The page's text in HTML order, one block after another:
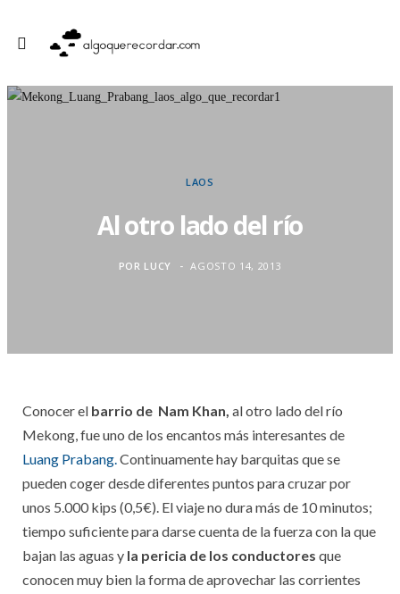
LAOS
Al otro lado del río
POR LUCY AGOSTO 14, 2013
Conocer el barrio de Nam Khan, al otro lado del río
Mekong, fue uno de los encantos más interesantes de
Luang Prabang.Continuamente hay barquitas que se
pueden coger desde diferentes puntos para cruzar por
unos 5.000 kips (0,5€). El viaje no dura más de 10 minutos;
tiempo suficiente para darse cuenta de la fuerza con la que
bajan las aguas y la pericia de los conductores que
conocen muy bien la forma de aprovechar las corrientes